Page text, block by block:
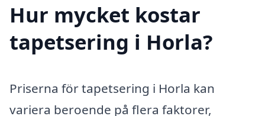
Hur mycket kostar
tapetsering i Horla?
Priserna för tapetsering i Horla kan
variera beroende på flera faktorer,